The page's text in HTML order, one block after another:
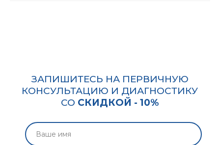
ЗАПИШИТЕСЬ НА ПЕРВИЧНУЮ
КОНСУЛЬТАЦИЮ И ДИАГНОСТИКУ
СО СКИДКОЙ - 10%
Хирургическое лечение катаракты
Лазерная коррекция зрения
Услуги